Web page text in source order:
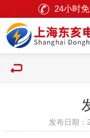
24小时
发布日期：